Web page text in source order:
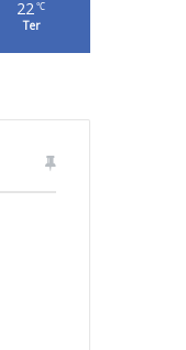
22℃
Ter